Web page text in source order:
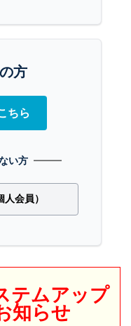
方
ちら
い方
会員）
テムアップ
知らせ